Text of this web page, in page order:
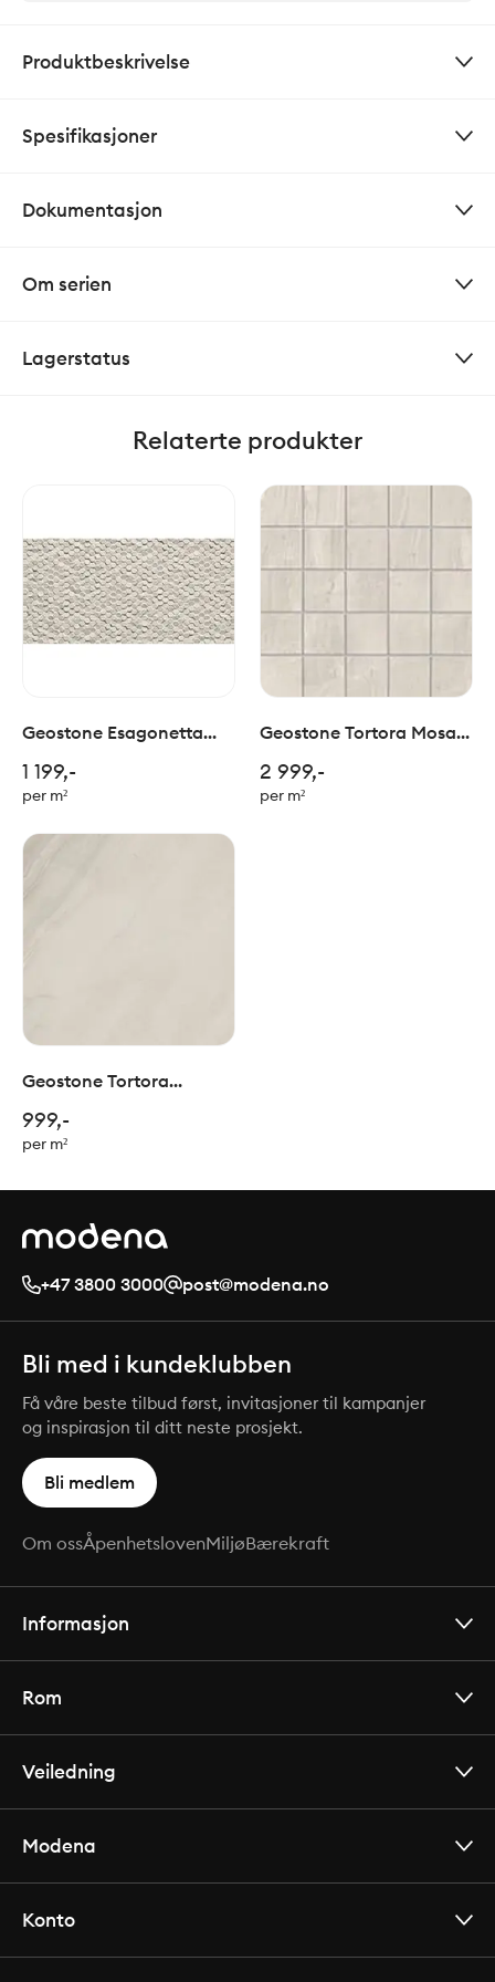
Produktbeskrivelse
Spesifikasjoner
Dokumentasjon
Om serien
Lagerstatus
Relaterte produkter
Geostone Esagonetta
1 199,-
per m²
Geostone Tortora Mosaic
2 999,-
per m²
Geostone Tortora
999,-
per m²
+47 3800 3000 post@modena.no
Bli med i kundeklubben
Få våre beste tilbud først, invitasjoner til kampanjer
og inspirasjon til ditt neste prosjekt.
Bli medlem
Om ossÅpenhetslovenMiljøBærekraft
Informasjon
Rom
Veiledning
Modena
Konto